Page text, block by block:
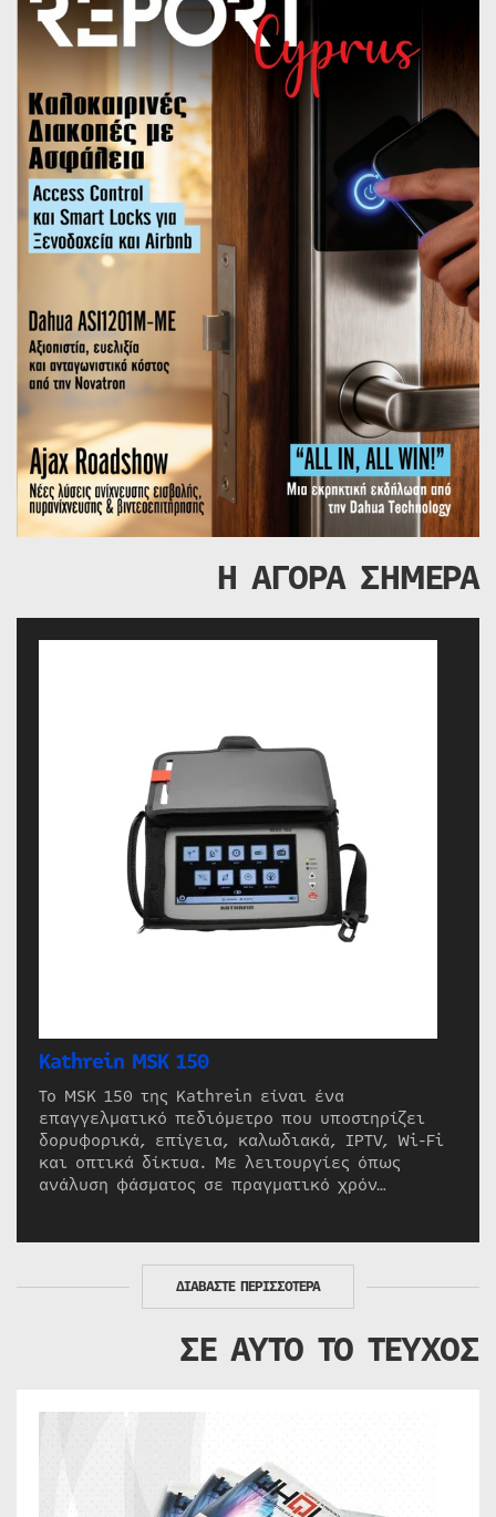
Η ΑΓΟΡΑ ΣΗΜΕΡΑ
Kathrein MSK 150
Το MSK 150 της Kathrein είναι ένα
επαγγελματικό πεδιόμετρο που υποστηρίζει
δορυφορικά, επίγεια, καλωδιακά, IPTV, Wi-Fi
και οπτικά δίκτυα. Με λειτουργίες όπως
ανάλυση φάσματος σε πραγματικό χρόν…
ΔΙΑΒΑΣΤΕ ΠΕΡΙΣΣΟΤΕΡΑ
ΣΕ ΑΥΤΟ ΤΟ ΤΕΥΧΟΣ